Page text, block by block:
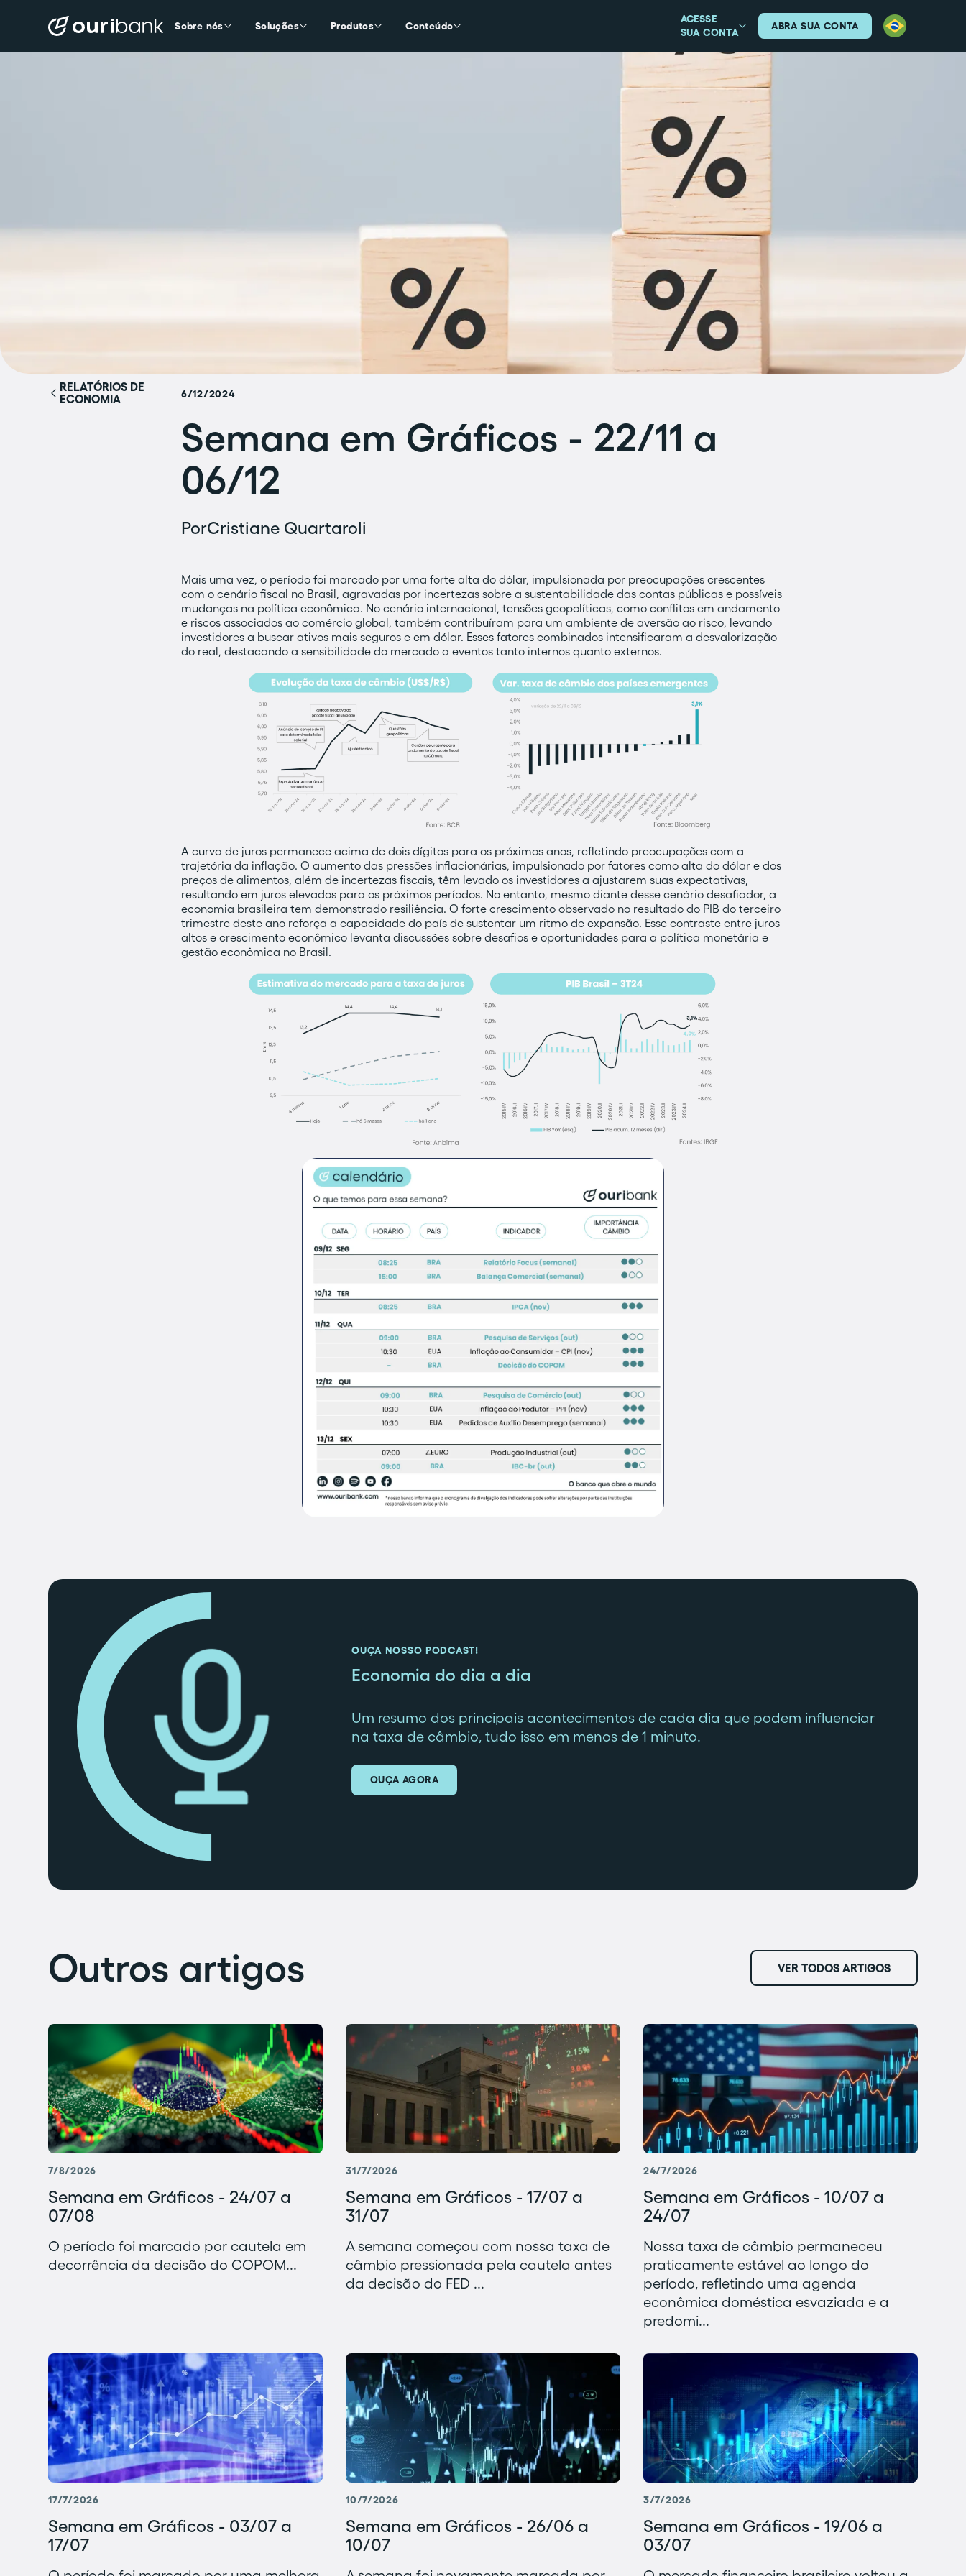
Sobre nós Soluções Produtos Conteúdo
ACESSE
SUA CONTA
ABRA SUA CONTA
RELATÓRIOS DE
ECONOMIA
6/12/2024
Semana em Gráficos - 22/11 a
06/12
PorCristiane Quartaroli
Mais uma vez, o período foi marcado por uma forte alta do dólar, impulsionada por preocupações crescentes
com o cenário fiscal no Brasil, agravadas por incertezas sobre a sustentabilidade das contas públicas e possíveis
mudanças na política econômica. No cenário internacional, tensões geopolíticas, como conflitos em andamento
e riscos associados ao comércio global, também contribuíram para um ambiente de aversão ao risco, levando
investidores a buscar ativos mais seguros e em dólar. Esses fatores combinados intensificaram a desvalorização
do real, destacando a sensibilidade do mercado a eventos tanto internos quanto externos.
A curva de juros permanece acima de dois dígitos para os próximos anos, refletindo preocupações com a
trajetória da inflação. O aumento das pressões inflacionárias, impulsionado por fatores como alta do dólar e dos
preços de alimentos, além de incertezas fiscais, têm levado os investidores a ajustarem suas expectativas,
resultando em juros elevados para os próximos períodos. No entanto, mesmo diante desse cenário desafiador, a
economia brasileira tem demonstrado resiliência. O forte crescimento observado no resultado do PIB do terceiro
trimestre deste ano reforça a capacidade do país de sustentar um ritmo de expansão. Esse contraste entre juros
altos e crescimento econômico levanta discussões sobre desafios e oportunidades para a política monetária e
gestão econômica no Brasil.
OUÇA NOSSO PODCAST!
Economia do dia a dia
Um resumo dos principais acontecimentos de cada dia que podem influenciar
na taxa de câmbio, tudo isso em menos de 1 minuto.
OUÇA AGORA
Outros artigos VER TODOS ARTIGOS
7/8/2026
Semana em Gráficos - 24/07 a
07/08
O período foi marcado por cautela em
decorrência da decisão do COPOM...
31/7/2026
Semana em Gráficos - 17/07 a
31/07
A semana começou com nossa taxa de
câmbio pressionada pela cautela antes
da decisão do FED ...
24/7/2026
Semana em Gráficos - 10/07 a
24/07
Nossa taxa de câmbio permaneceu
praticamente estável ao longo do
período, refletindo uma agenda
econômica doméstica esvaziada e a
predomi...
17/7/2026
Semana em Gráficos - 03/07 a
17/07
10/7/2026
Semana em Gráficos - 26/06 a
10/07
3/7/2026
Semana em Gráficos - 19/06 a
03/07